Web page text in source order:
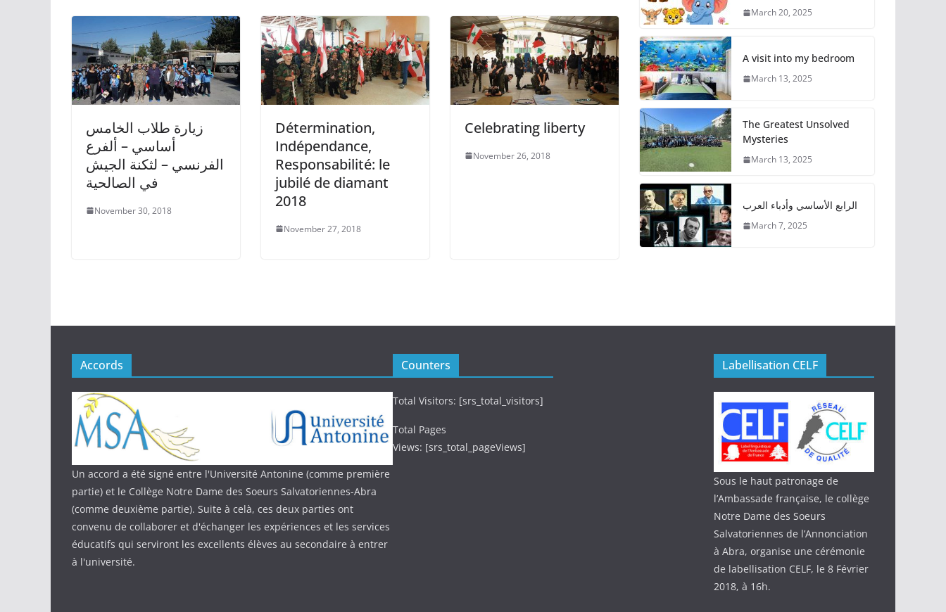
زيارة طلاب الخامس
أساسي – ألفرع
الفرنسي – لثكنة الجيش
في الصالحية
November 30, 2018
Détermination,
Indépendance,
Responsabilité: le
jubilé de diamant
2018
November 27, 2018
Celebrating liberty
November 26, 2018
March 20, 2025
A visit into my bedroom
March 13, 2025
The Greatest Unsolved
Mysteries
March 13, 2025
الرابع الأساسي وأدباء العرب
March 7, 2025
Accords
Un accord a été signé entre l'Université Antonine (comme première
partie) et le Collège Notre Dame des Soeurs Salvatoriennes-Abra
(comme deuxième partie). Suite à celà, ces deux parties ont
convenu de collaborer et d'échanger les expériences et les services
éducatifs qui serviront les excellents élèves au secondaire à entrer
à l'université.
Counters
Total Visitors: [srs_total_visitors]
Total Pages
Views: [srs_total_pageViews]
Labellisation CELF
Sous le haut patronage de
l’Ambassade française, le collège
Notre Dame des Soeurs
Salvatoriennes de l’Annonciation
à Abra, organise une cérémonie
de labellisation CELF, le 8 Février
2018, à 16h.